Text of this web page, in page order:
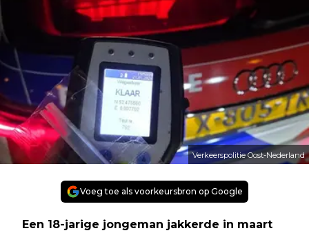
Verkeerspolitie Oost-Nederland
Voeg toe als voorkeursbron op Google
Een 18-jarige jongeman jakkerde in maart